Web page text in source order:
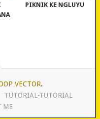
PIKNIK KE NGLUYU
VECTOR.
TUTORIAL-TUTORIAL
ME